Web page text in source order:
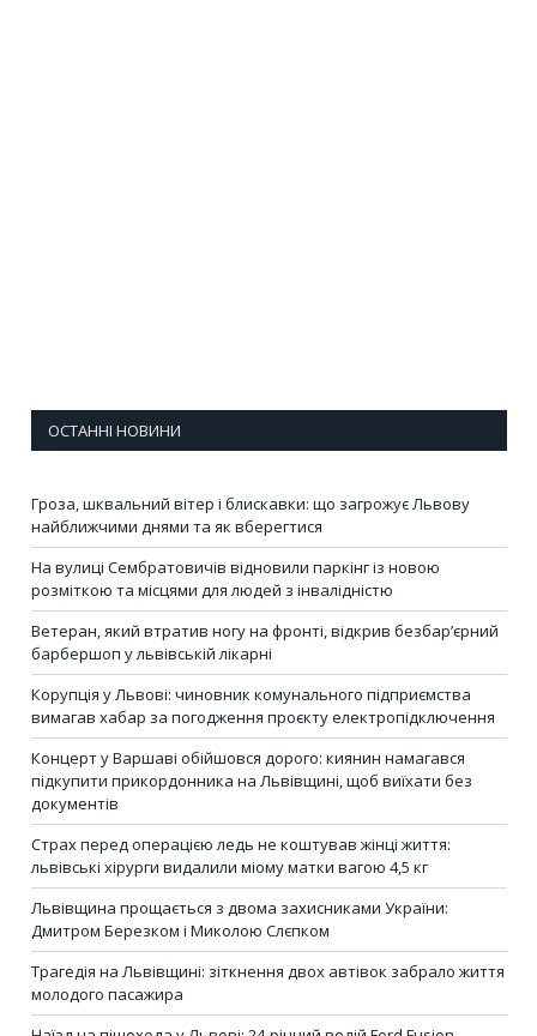
ОСТАННІ НОВИНИ
Гроза, шквальний вітер і блискавки: що загрожує Львову
найближчими днями та як вберегтися
На вулиці Сембратовичів відновили паркінг із новою
розміткою та місцями для людей з інвалідністю
Ветеран, який втратив ногу на фронті, відкрив безбар’єрний
барбершоп у львівській лікарні
Корупція у Львові: чиновник комунального підприємства
вимагав хабар за погодження проєкту електропідключення
Концерт у Варшаві обійшовся дорого: киянин намагався
підкупити прикордонника на Львівщині, щоб виїхати без
документів
Страх перед операцією ледь не коштував жінці життя:
львівські хірурги видалили міому матки вагою 4,5 кг
Львівщина прощається з двома захисниками України:
Дмитром Березком і Миколою Слєпком
Трагедія на Львівщині: зіткнення двох автівок забрало життя
молодого пасажира